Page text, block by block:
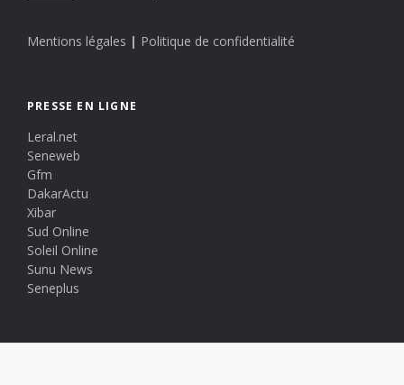
Mentions légales | Politique de confidentialité
PRESSE EN LIGNE
Leral.net
Seneweb
Gfm
DakarActu
Xibar
Sud Online
Soleil Online
Sunu News
Seneplus